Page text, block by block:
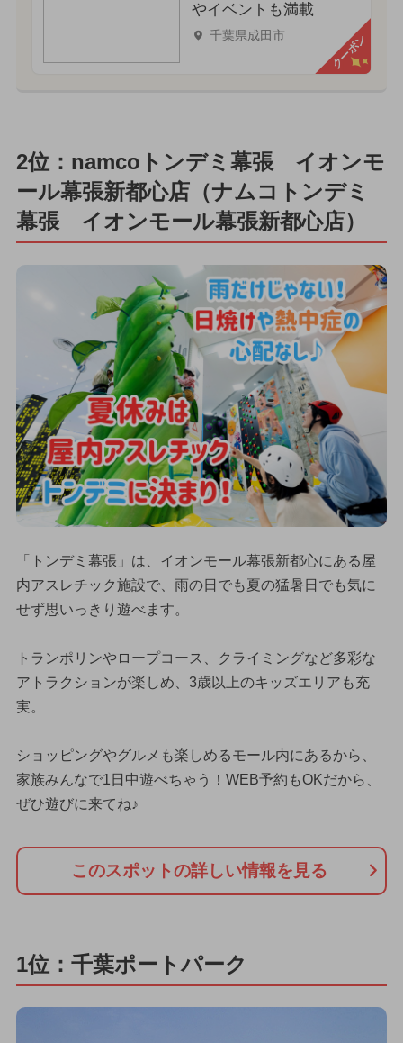
やイベントも満載
千葉県成田市 クーポン
2位：namcoトンデミ幕張 イオンモ
ール幕張新都心店（ナムコトンデミ
幕張 イオンモール幕張新都心店）
「トンデミ幕張」は、イオンモール幕張新都心にある屋
内アスレチック施設で、雨の日でも夏の猛暑日でも気に
せず思いっきり遊べます。
トランポリンやロープコース、クライミングなど多彩な
アトラクションが楽しめ、3歳以上のキッズエリアも充
実。
ショッピングやグルメも楽しめるモール内にあるから、
家族みんなで1日中遊べちゃう！WEB予約もOKだから、
ぜひ遊びに来てね♪
このスポットの詳しい情報を見る
1位：千葉ポートパーク